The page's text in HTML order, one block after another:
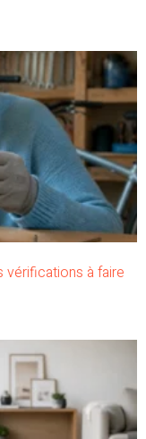
vérifications à faire